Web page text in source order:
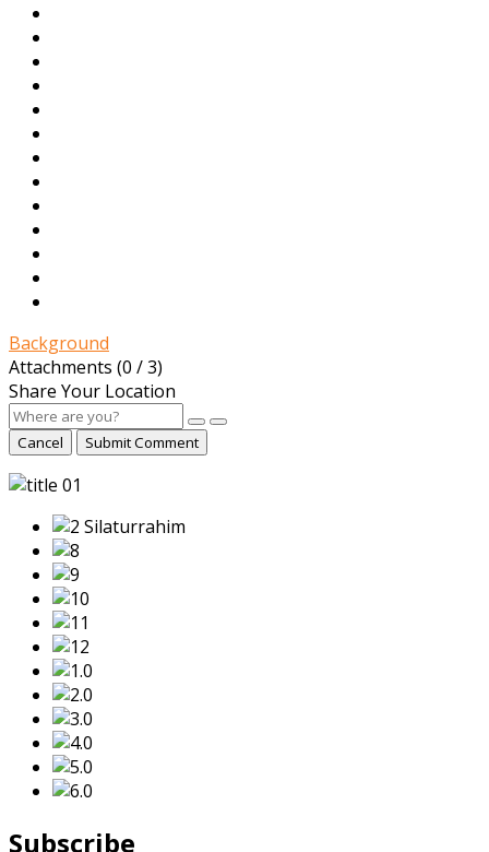
Background
Attachments (0 / 3)
Share Your Location
Cancel Submit Comment
Subscribe